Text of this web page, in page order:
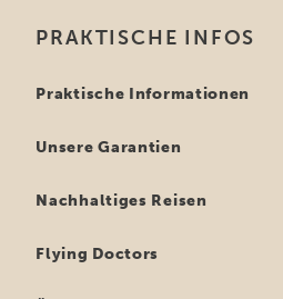
PRAKTISCHE INFOS
Praktische Informationen
Unsere Garantien
Nachhaltiges Reisen
Flying Doctors